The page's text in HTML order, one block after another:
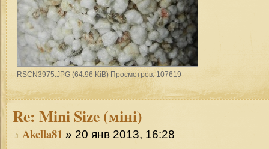
RSCN3975.JPG (64.96 KiB) Просмотров: 107619
Re: Mini Size (міні)
Akella81 » 20 янв 2013, 16:28